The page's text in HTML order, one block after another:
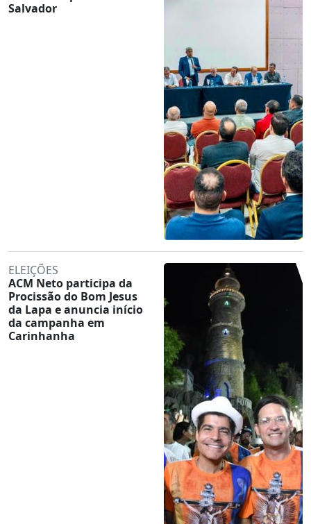
Salvador
ELEIÇÕES
ACM Neto participa da
Procissão do Bom Jesus
da Lapa e anuncia início
da campanha em
Carinhanha